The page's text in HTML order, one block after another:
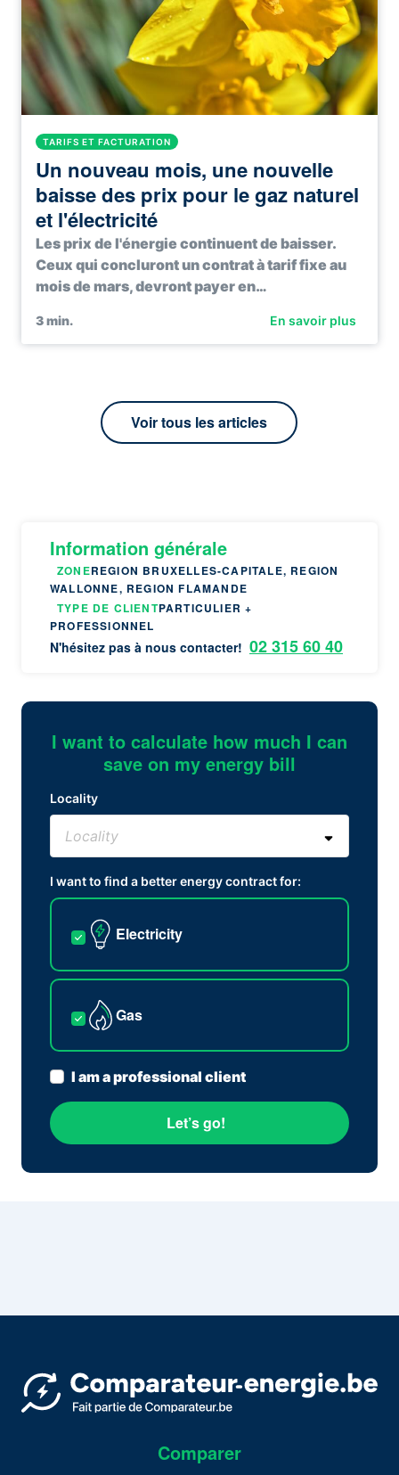
TARIFS ET FACTURATION
Un nouveau mois, une nouvelle
baisse des prix pour le gaz naturel
et l'électricité
Les prix de l'énergie continuent de baisser.
Ceux qui concluront un contrat à tarif fixe au
mois de mars, devront payer en…
3min. En savoir plus
Voir tous les articles
Information générale
ZONEREGION BRUXELLES-CAPITALE, REGION
WALLONNE, REGION FLAMANDE
TYPE DE CLIENTPARTICULIER +
PROFESSIONNEL
N'hésitez pas à nous contacter! 02 315 60 40
I want to calculate how much I can
save on my energy bill
Locality
I want to find a better energy contract for:
Electricity
Gas
I am a professional client
Let’s go!
Comparer